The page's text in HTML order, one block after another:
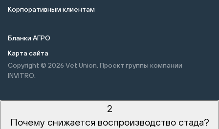
Корпоративным клиентам
Бланки АГРО
Карта сайта
Copyright © 2026 Vet Union. Проект группы компании
INVITRO.
2
Почему снижается воспроизводство стада?